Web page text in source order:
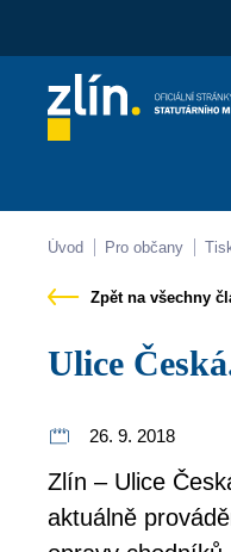
Kontakty
Úvod Pro občany
Zpět na všechny
Ulice
26. 9. 2018
Zlín – Ulice
aktuálně